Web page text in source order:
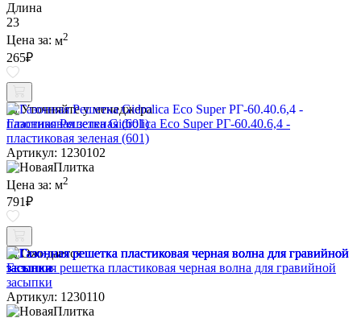
Длина
23
Цена за: м2
265₽
Уточняйте у менеджера
Газонная Решетка Gidrolica Eco Super РГ-60.40.6,4 -
пластиковая зеленая (601)
Артикул: 1230102
Цена за: м2
791₽
Ожидается
Газонная решетка пластиковая черная волна для гравийной
засыпки
Артикул: 1230110